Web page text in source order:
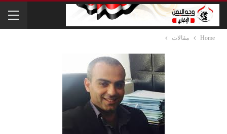
Home مقالات